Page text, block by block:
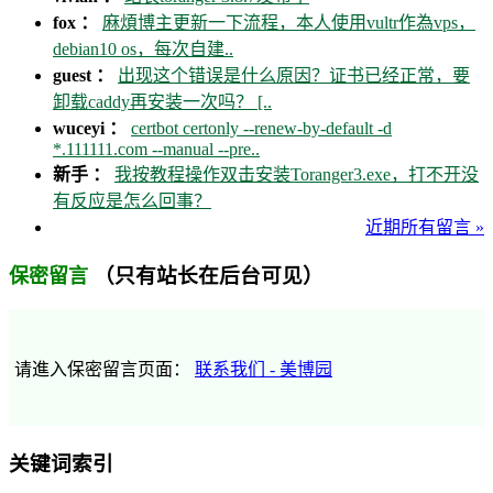
fox ： 麻煩博主更新一下流程，本人使用vultr作為vps，
debian10 os，每次自建..
guest ： 出现这个错误是什么原因？证书已经正常，要
卸载caddy再安装一次吗？ [..
wuceyi ： certbot certonly --renew-by-default -d
*.111111.com --manual --pre..
新手 ： 我按教程操作双击安装Toranger3.exe，打不开没
有反应是怎么回事？
近期所有留言 »
保密留言 （只有站长在后台可见）
请進入保密留言页面： 联系我们 - 美博园
关键词索引